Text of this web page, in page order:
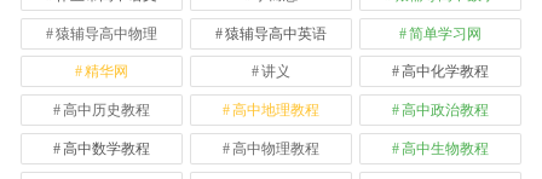
猿辅导高中物理 猿辅导高中英语 简单学习网
精华网 讲义 高中化学教程
高中历史教程 高中地理教程 高中政治教程
高中数学教程 高中物理教程 高中生物教程